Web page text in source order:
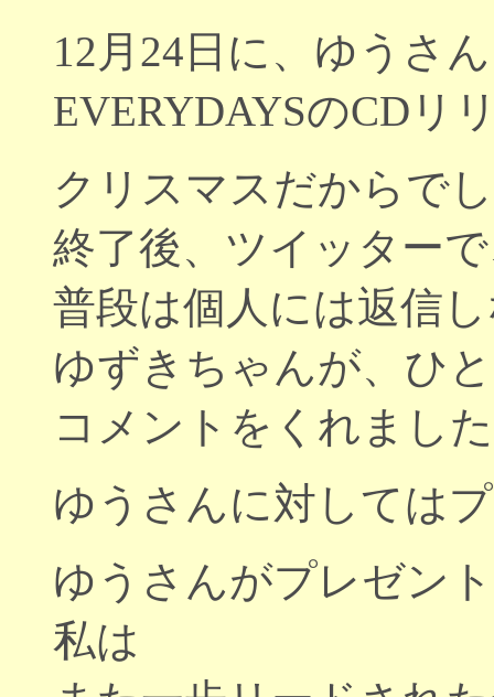
12月24日に、ゆうさ
EVERYDAYSのCDリ
クリスマスだからで
終了後、ツイッター
普段は個人には返信
ゆずきちゃんが、ひ
コメントをくれまし
ゆうさんに対しては
ゆうさんがプレゼン
私は